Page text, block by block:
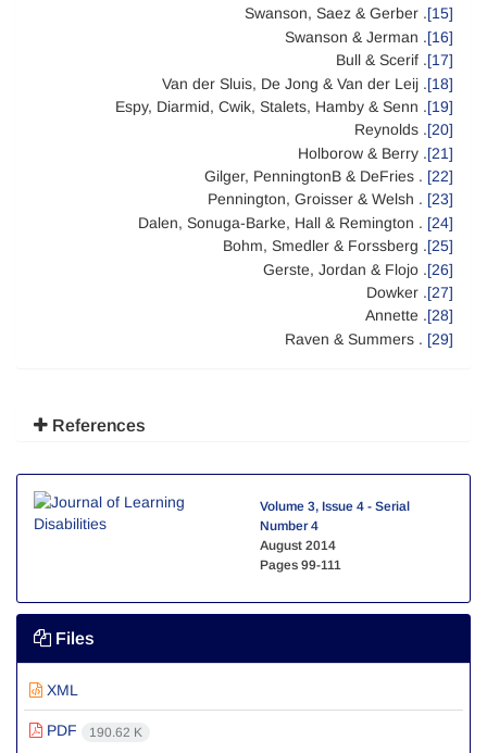
[15]
. Swanson, Saez & Gerber
[16]
. Swanson & Jerman
[17]
. Bull & Scerif
[18]
. Van der Sluis, De Jong & Van der Leij
[19]
. Espy, Diarmid, Cwik, Stalets, Hamby & Senn
[20]
. Reynolds
[21]
. Holborow & Berry
[22]
. Gilger, PenningtonB & DeFries
[23]
. Pennington, Groisser & Welsh
[24]
. Dalen, Sonuga-Barke, Hall & Remington
[25]
. Bohm, Smedler & Forssberg
[26]
. Gerste, Jordan & Flojo
[27]
. Dowker
[28]
. Annette
[29]
. Raven & Summers
References
Volume 3, Issue 4 - Serial
Number 4
August 2014
Pages 99-111
Files
XML
PDF 190.62 K